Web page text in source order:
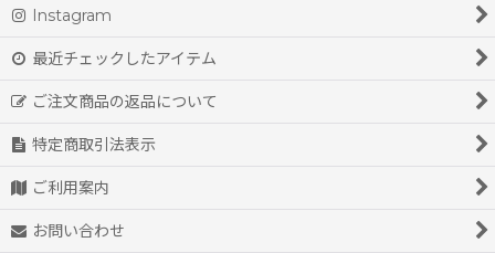
Instagram
最近チェックしたアイテム
ご注文商品の返品について
特定商取引法表示
ご利用案内
お問い合わせ